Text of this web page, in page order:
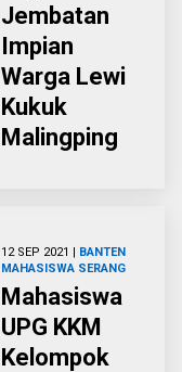
Jembatan
Impian
Warga Lewi
Kukuk
Malingping
12 SEP 2021 | BANTEN
MAHASISWA SERANG
Mahasiswa
UPG KKM
Kelompok